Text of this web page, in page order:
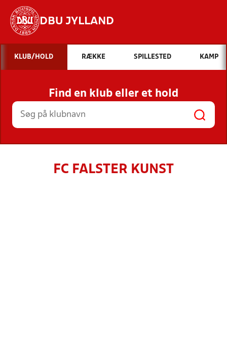
DBU JYLLAND
Hvad vil du søge efter?
INDHOLD OG NYHEDER
STILLINGER, RESULTATER, KLUBBER OG
HOLD
KLUB/HOLD RÆKKE SPILLESTED KAMP
Find en klub eller et hold
FC FALSTER KUNST